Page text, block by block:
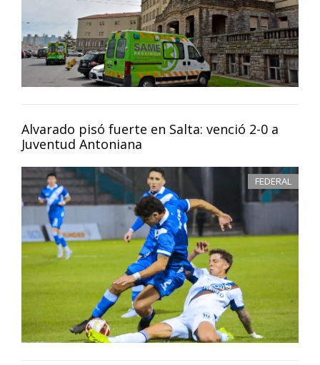
Alvarado pisó fuerte en Salta: venció 2-0 a
Juventud Antoniana
FEDERAL